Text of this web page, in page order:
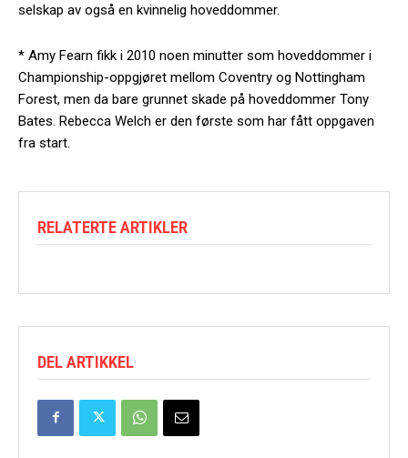
selskap av også en kvinnelig hoveddommer.
* Amy Fearn fikk i 2010 noen minutter som hoveddommer i
Championship-oppgjøret mellom Coventry og Nottingham
Forest, men da bare grunnet skade på hoveddommer Tony
Bates. Rebecca Welch er den første som har fått oppgaven
fra start.
RELATERTE ARTIKLER
DEL ARTIKKEL